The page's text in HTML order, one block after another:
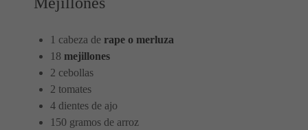
1 cabeza de rape o merluza
18 mejillones
2 cebollas
2 tomates
4 dientes de ajo
150 gramos de arroz